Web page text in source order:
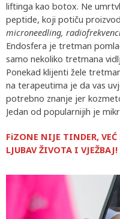
liftinga kao botox. Ne
peptide, koji potiču
microneedling,
Endosfera je tretman
samo nekoliko tretmana
Ponekad klijenti žele
na terapeutima je da vas
potrebno znanje jer
Jedan od popularnijih je
FiZONE NIJE TINDER,
LJUBAV ŽIVOTA I VJEŽBAJ!